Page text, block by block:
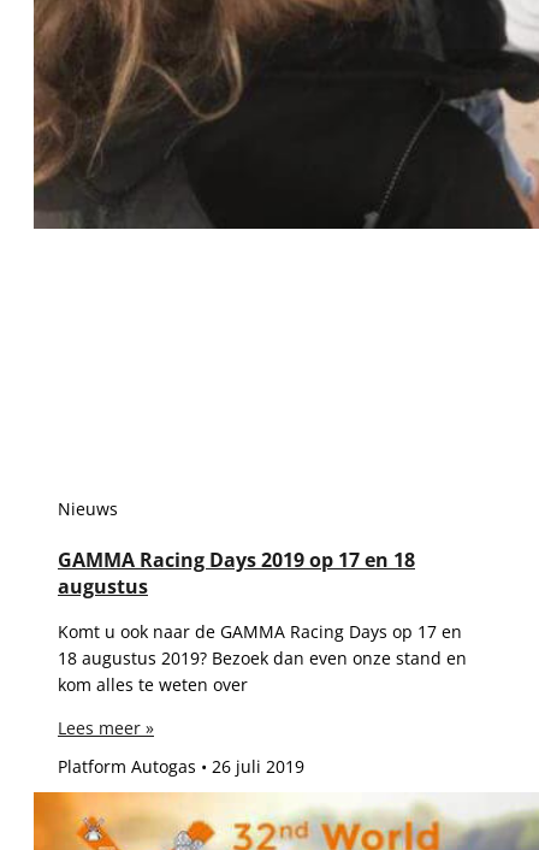
Nieuws
GAMMA Racing Days 2019 op 17 en 18
augustus
Komt u ook naar de GAMMA Racing Days op 17 en
18 augustus 2019? Bezoek dan even onze stand en
kom alles te weten over
Lees meer »
Platform Autogas
26 juli 2019